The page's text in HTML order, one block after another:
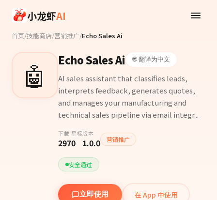
小龙虾AI
首页/技能商店/营销推广/Echo Sales Ai
🤖 Echo Sales Ai 🌐 翻译为中文
AI sales assistant that classifies leads,
interprets feedback, generates quotes,
and manages your manufacturing and
technical sales pipeline via email integr...
下载
297
星标
0
版本
1.0.0 营销推广
安全通过
立即使用 在 App 中使用